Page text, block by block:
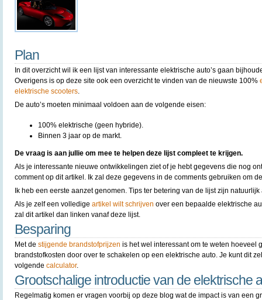
Plan
In dit overzicht wil ik een lijst van interessante elektrische auto’s gaan
Overigens is op deze site ook een overzicht te vinden van de nieuwste 100%
elektrische scooters.
De auto’s moeten minimaal voldoen aan de volgende eisen:
100% elektrische (geen hybride).
Binnen 3 jaar op de markt.
De vraag is aan jullie om mee te helpen deze lijst compleet te krijgen.
Als je interessante nieuwe ontwikkelingen ziet of je hebt gegevens die nog
comment op dit artikel. Ik zal deze gegevens in de comments gebruiken om
Ik heb een eerste aanzet genomen. Tips ter betering van de lijst zijn
Als je zelf een volledige artikel wilt schrijven over een bepaalde elektrische
zal dit artikel dan linken vanaf deze lijst.
Besparing
Met de stijgende brandstofprijzen is het wel interessant om te weten hoeveel
brandstofkosten door over te schakelen op een elektrische auto. Je kunt dit
volgende calculator.
Grootschalige introductie van de elektrische
Regelmatig komen er vragen voorbij op deze blog wat de impact is van een